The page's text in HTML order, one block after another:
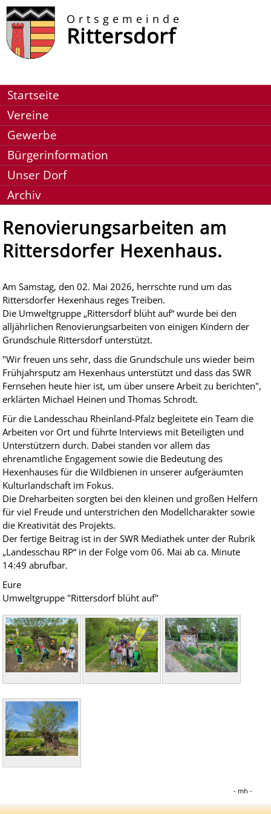
Ortsgemeinde
Rittersdorf
Startseite
Vereine
Gewerbe
Bürgerinformation
Unser Dorf
Archiv
Renovierungsarbeiten am
Rittersdorfer Hexenhaus.
Am Samstag, den 02. Mai 2026, herrschte rund um das
Rittersdorfer Hexenhaus reges Treiben.
Die Umweltgruppe „Rittersdorf blüht auf“ wurde bei den
alljährlichen Renovierungsarbeiten von einigen Kindern der
Grundschule Rittersdorf unterstützt.
"Wir freuen uns sehr, dass die Grundschule uns wieder beim
Frühjahrsputz am Hexenhaus unterstützt und dass das SWR
Fernsehen heute hier ist, um über unsere Arbeit zu berichten",
erklärten Michael Heinen und Thomas Schrodt.
Für die Landesschau Rheinland-Pfalz begleitete ein Team die
Arbeiten vor Ort und führte Interviews mit Beteiligten und
Unterstützern durch. Dabei standen vor allem das
ehrenamtliche Engagement sowie die Bedeutung des
Hexenhauses für die Wildbienen in unserer aufgeräumten
Kulturlandschaft im Fokus.
Die Dreharbeiten sorgten bei den kleinen und großen Helfern
für viel Freude und unterstrichen den Modellcharakter sowie
die Kreativität des Projekts.
Der fertige Beitrag ist in der SWR Mediathek unter der Rubrik
„Landesschau RP“ in der Folge vom 06. Mai ab ca. Minute
14:49 abrufbar.
Eure
Umweltgruppe "Rittersdorf blüht auf"
mh